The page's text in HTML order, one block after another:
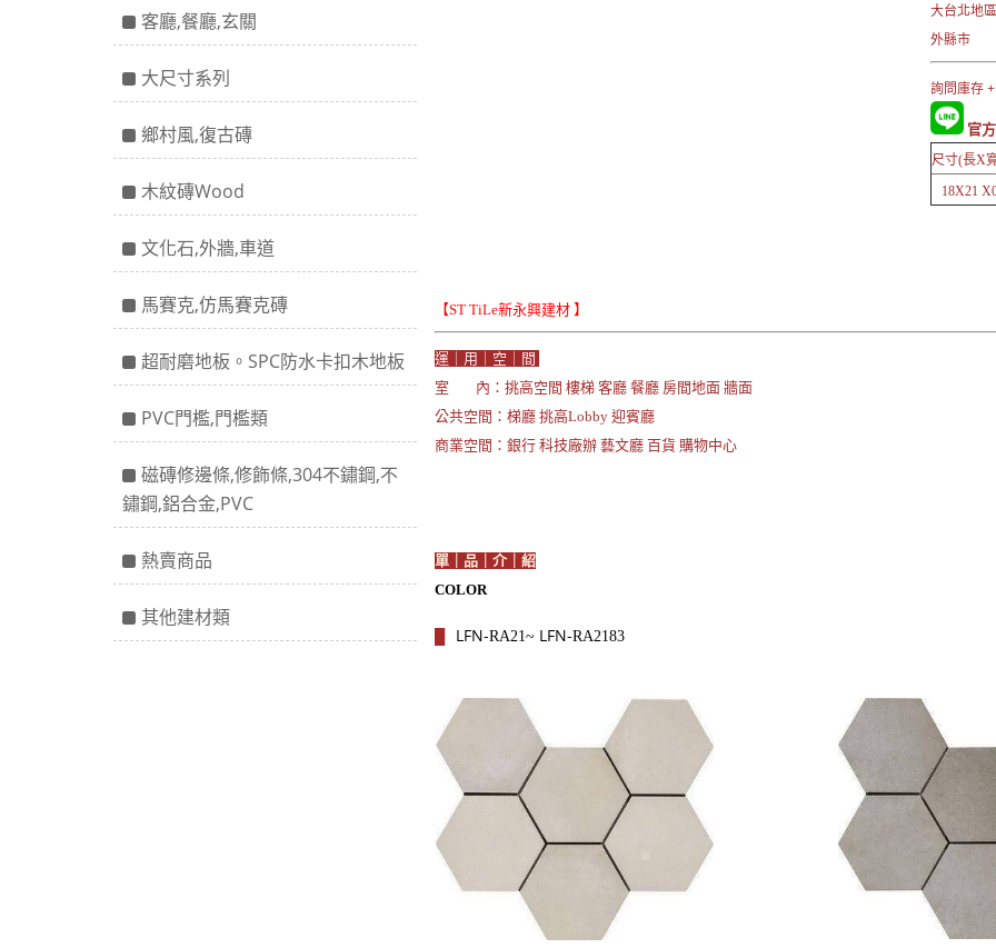
客廳,餐廳,玄關
大尺寸系列
鄉村風,復古磚
木紋磚Wood
文化石,外牆,車道
馬賽克,仿馬賽克磚
超耐磨地板。SPC防水卡扣木地板
PVC門檻,門檻類
磁磚修邊條,修飾條,304不鏽鋼,不
鏽鋼,鋁合金,PVC
熱賣商品
其他建材類
大台北地
外縣市
詢問庫存
官
尺寸(長X
18X21
【ST TiLe新永興建材 】
運｜用｜空｜間
室 內：挑高空間 樓梯 客廳 餐廳 房間地面 牆面
公共空間：梯廳 挑高Lobby 迎賓廳
商業空間：銀行 科技廠辦 藝文廳 百貨 購物中心
單｜品｜介｜紹
COLOR
LFN-RA21~ LFN-RA2183